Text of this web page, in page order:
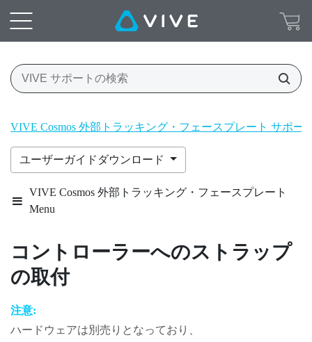
VIVE Cosmos 外部トラッキング・フェースプレート サポー
ユーザーガイドダウンロード
VIVE Cosmos 外部トラッキング・フェースプレート
Menu
コントローラーへのストラップ
の取付
注意:
ハードウェアは別売りとなっており、